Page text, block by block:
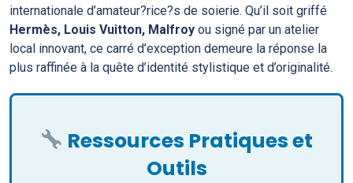
internationale d’amateur?rice?s de soierie. Qu’il soit griffé
Hermès, Louis Vuitton, Malfroy ou signé par un atelier
local innovant, ce carré d’exception demeure la réponse la
plus raffinée à la quête d’identité stylistique et d’originalité.
Ressources Pratiques et
Outils